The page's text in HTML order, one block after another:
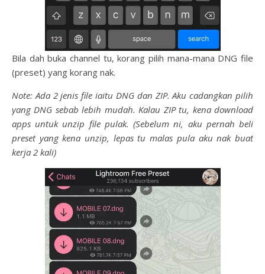
Bila dah buka channel tu, korang pilih mana-mana DNG file
(preset) yang korang nak.
Note: Ada 2 jenis file iaitu DNG dan ZIP. Aku cadangkan pilih
yang DNG sebab lebih mudah. Kalau ZIP tu, kena download
apps untuk unzip file pulak. (Sebelum ni, aku pernah beli
preset yang kena unzip, lepas tu malas pula aku nak buat
kerja 2 kali)